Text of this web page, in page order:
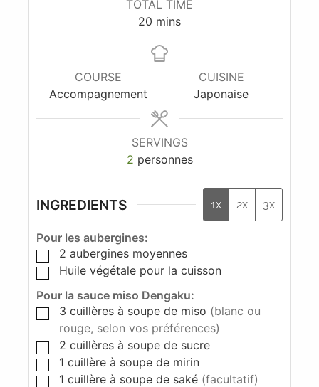
TOTAL TIME
20 mins
COURSE
Accompagnement
CUISINE
Japonaise
SERVINGS
2 personnes
INGREDIENTS 1x 2x 3x
Pour les aubergines:
2 aubergines moyennes
Huile végétale pour la cuisson
Pour la sauce miso Dengaku:
3 cuillères à soupe de miso (blanc ou
rouge, selon vos préférences)
2 cuillères à soupe de sucre
1 cuillère à soupe de mirin
1 cuillère à soupe de saké (facultatif)